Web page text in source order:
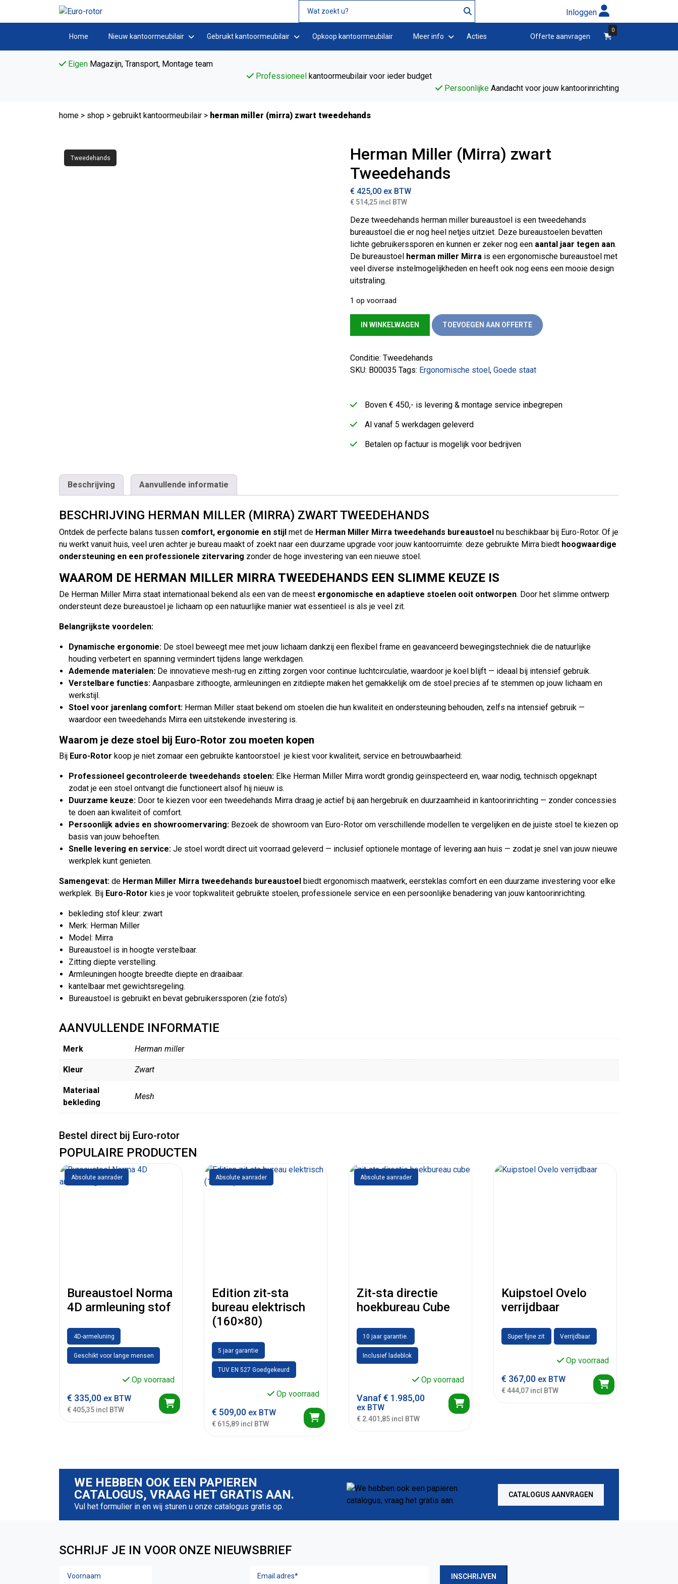
Inloggen
Home Nieuw kantoormeubilair Gebruikt kantoormeubilair Opkoop kantoormeubilair Meer info Acties winkelwagen
0
Offerte aanvragen
Eigen Magazijn, Transport, Montage team
Professioneelkantoormeubilair voor ieder budget
Persoonlijke Aandacht voor jouw kantoorinrichting
home > shop > gebruikt kantoormeubilair > herman miller (mirra) zwart tweedehands
Tweedehands
Herman Miller (Mirra) zwart
Tweedehands
€ 425,00 ex BTW
€ 514,25 incl BTW
Deze tweedehands herman miller bureaustoel is een tweedehands
bureaustoel die er nog heel netjes uitziet. Deze bureaustoelen bevatten
lichte gebruikerssporen en kunnen er zeker nog een aantal jaar tegen aan.
De bureaustoel herman miller Mirra is een ergonomische bureaustoel met
veel diverse instelmogelijkheden en heeft ook nog eens een mooie design
uitstraling.
1 op voorraad
Herman Miller (Mirra) zwart Tweedehands aantal
IN WINKELWAGEN TOEVOEGEN AAN OFFERTE
Conditie: Tweedehands
SKU: B00035 Tags: Ergonomische stoel,Goede staat
Boven € 450,- is levering & montage service inbegrepen
Al vanaf 5 werkdagen geleverd
Betalen op factuur is mogelijk voor bedrijven
Beschrijving Aanvullende informatie
BESCHRIJVING HERMAN MILLER (MIRRA) ZWART TWEEDEHANDS
Ontdek de perfecte balans tussen comfort, ergonomie en stijl met de Herman Miller Mirra tweedehands bureaustoel nu beschikbaar bij Euro-Rotor. Of je
nu werkt vanuit huis, veel uren achter je bureau maakt of zoekt naar een duurzame upgrade voor jouw kantoorruimte: deze gebruikte Mirra biedt hoogwaardige
ondersteuning en een professionele zitervaring zonder de hoge investering van een nieuwe stoel.
WAAROM DE HERMAN MILLER MIRRA TWEEDEHANDS EEN SLIMME KEUZE IS
De Herman Miller Mirra staat internationaal bekend als een van de meest ergonomische en adaptieve stoelen ooit ontworpen. Door het slimme ontwerp
ondersteunt deze bureaustoel je lichaam op een natuurlijke manier wat essentieel is als je veel zit.
Belangrijkste voordelen:
Dynamische ergonomie: De stoel beweegt mee met jouw lichaam dankzij een flexibel frame en geavanceerd bewegingstechniek die de natuurlijke
houding verbetert en spanning vermindert tijdens lange werkdagen.
Ademende materialen: De innovatieve mesh-rug en zitting zorgen voor continue luchtcirculatie, waardoor je koel blijft — ideaal bij intensief gebruik.
Verstelbare functies: Aanpasbare zithoogte, armleuningen en zitdiepte maken het gemakkelijk om de stoel precies af te stemmen op jouw lichaam en
werkstijl.
Stoel voor jarenlang comfort: Herman Miller staat bekend om stoelen die hun kwaliteit en ondersteuning behouden, zelfs na intensief gebruik —
waardoor een tweedehands Mirra een uitstekende investering is.
Waarom je deze stoel bij Euro-Rotor zou moeten kopen
Bij Euro-Rotor koop je niet zomaar een gebruikte kantoorstoel je kiest voor kwaliteit, service en betrouwbaarheid:
Professioneel gecontroleerde tweedehands stoelen: Elke Herman Miller Mirra wordt grondig geïnspecteerd en, waar nodig, technisch opgeknapt
zodat je een stoel ontvangt die functioneert alsof hij nieuw is.
Duurzame keuze: Door te kiezen voor een tweedehands Mirra draag je actief bij aan hergebruik en duurzaamheid in kantoorinrichting — zonder concessies
te doen aan kwaliteit of comfort.
Persoonlijk advies en showroomervaring: Bezoek de showroom van Euro-Rotor om verschillende modellen te vergelijken en de juiste stoel te kiezen op
basis van jouw behoeften.
Snelle levering en service: Je stoel wordt direct uit voorraad geleverd — inclusief optionele montage of levering aan huis — zodat je snel van jouw nieuwe
werkplek kunt genieten.
Samengevat: de Herman Miller Mirra tweedehands bureaustoel biedt ergonomisch maatwerk, eersteklas comfort en een duurzame investering voor elke
werkplek. Bij Euro-Rotor kies je voor topkwaliteit gebruikte stoelen, professionele service en een persoonlijke benadering van jouw kantoorinrichting.
bekleding stof kleur: zwart
Merk: Herman Miller
Model: Mirra
Bureaustoel is in hoogte verstelbaar.
Zitting diepte verstelling.
Armleuningen hoogte breedte diepte en draaibaar.
kantelbaar met gewichtsregeling.
Bureaustoel is gebruikt en bevat gebruikerssporen (zie foto’s)
AANVULLENDE INFORMATIE
Merk Herman miller
Kleur Zwart
Materiaal
bekleding
Mesh
Bestel direct bij Euro-rotor
POPULAIRE PRODUCTEN
Absolute aanrader
Bureaustoel Norma
4D armleuning stof
4D-armeluning
Geschikt voor lange mensen
Op voorraad
€ 335,00 ex BTW
€ 405,35 incl BTW
Absolute aanrader
Edition zit-sta
bureau elektrisch
(160×80)
5 jaar garantie
TUV EN 527 Goedgekeurd
Op voorraad
€ 509,00 ex BTW
€ 615,89 incl BTW
Absolute aanrader
Zit-sta directie
hoekbureau Cube
10 jaar garantie.
Inclusief ladeblok
Op voorraad
Vanaf€ 1.985,00
ex BTW
€ 2.401,85 incl BTW
Kuipstoel Ovelo
verrijdbaar
Super fijne zit Verrijdbaar
Op voorraad
€ 367,00 ex BTW
€ 444,07 incl BTW
WE HEBBEN OOK EEN PAPIEREN
CATALOGUS, VRAAG HET GRATIS AAN.
Vul het formulier in en wij sturen u onze catalogus gratis op.
CATALOGUS AANVRAGEN
SCHRIJF JE IN VOOR ONZE NIEUWSBRIEF
Naam
Email
INSCHRIJVEN